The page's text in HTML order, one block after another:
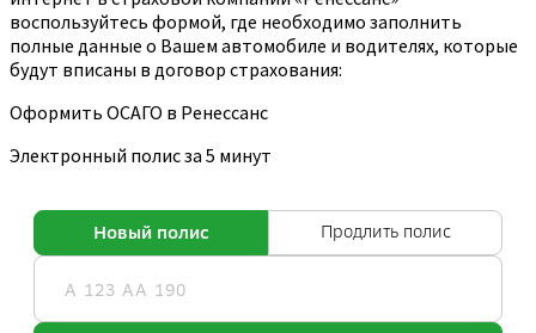
воспользуйтесь формой, где необходимо заполнить
полные данные о Вашем автомобиле и водителях, которые
будут вписаны в договор страхования:
Оформить ОСАГО в Ренессанс
Электронный полис за 5 минут